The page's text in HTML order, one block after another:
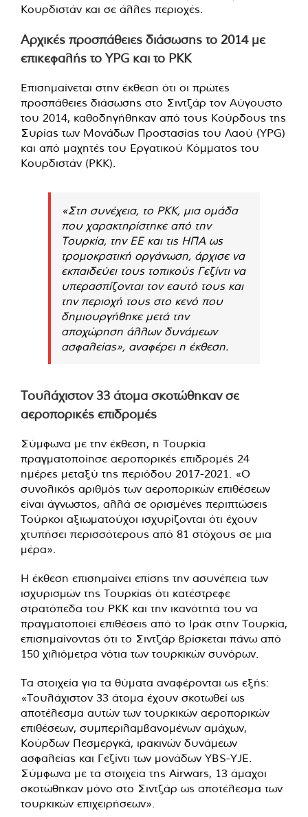
Κουρδιστάν και σε άλλες περιοχές.
Αρχικές προσπάθειες διάσωσης το 2014 με
επικεφαλής το YPG και το PKK
Επισημαίνεται στην έκθεση ότι οι πρώτες
προσπάθειες διάσωσης στο Σιντζάρ τον Αύγουστο
του 2014, καθοδηγήθηκαν από τους Κούρδους της
Συρίας των Μονάδων Προστασίας του Λαού (YPG)
και από μαχητές του Εργατικού Κόμματος του
Κουρδιστάν (PKK).
«Στη συνέχεια, το PKK, μια ομάδα
που χαρακτηρίστηκε από την
Τουρκία, την ΕΕ και τις ΗΠΑ ως
τρομοκρατική οργάνωση, άρχισε να
εκπαιδεύει τους τοπικούς Γεζίντι να
υπερασπίζονται τον εαυτό τους και
την περιοχή τους στο κενό που
δημιουργήθηκε μετά την
αποχώρηση άλλων δυνάμεων
ασφαλείας», αναφέρει η έκθεση.
Τουλάχιστον 33 άτομα σκοτώθηκαν σε
αεροπορικές επιδρομές
Σύμφωνα με την έκθεση, η Τουρκία
πραγματοποίησε αεροπορικές επιδρομές 24
ημέρες μεταξύ της περιόδου 2017-2021. «Ο
συνολικός αριθμός των αεροπορικών επιθέσεων
είναι άγνωστος, αλλά σε ορισμένες περιπτώσεις
Τούρκοι αξιωματούχοι ισχυρίζονται ότι έχουν
χτυπήσει περισσότερους από 81 στόχους σε μια
μέρα».
Η έκθεση επισημαίνει επίσης την ασυνέπεια των
ισχυρισμών της Τουρκίας ότι κατέστρεφε
στρατόπεδα του ΡΚΚ και την ικανότητά του να
πραγματοποιεί επιθέσεις από το Ιράκ στην Τουρκία,
επισημαίνοντας ότι το Σιντζάρ βρίσκεται πάνω από
150 χιλιόμετρα νότια των τουρκικών συνόρων.
Τα στοιχεία για τα θύματα αναφέρονται ως εξής:
«Τουλάχιστον 33 άτομα έχουν σκοτωθεί ως
αποτέλεσμα αυτών των τουρκικών αεροπορικών
επιθέσεων, συμπεριλαμβανομένων αμάχων,
Κούρδων Πεσμεργκά, ιρακινών δυνάμεων
ασφαλείας και Γεζίντι των μονάδων YBS-YJE.
Σύμφωνα με τα στοιχεία της Airwars, 13 άμαχοι
σκοτώθηκαν μόνο στο Σιντζάρ ως αποτέλεσμα των
τουρκικών επιχειρήσεων».